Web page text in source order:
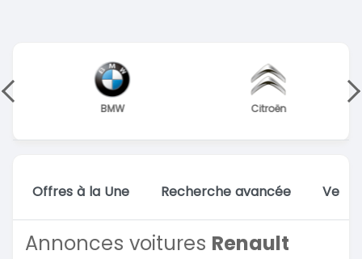
BMW Citroën
Offres à la Une Recherche avancée Vente
Annonces voitures Renault